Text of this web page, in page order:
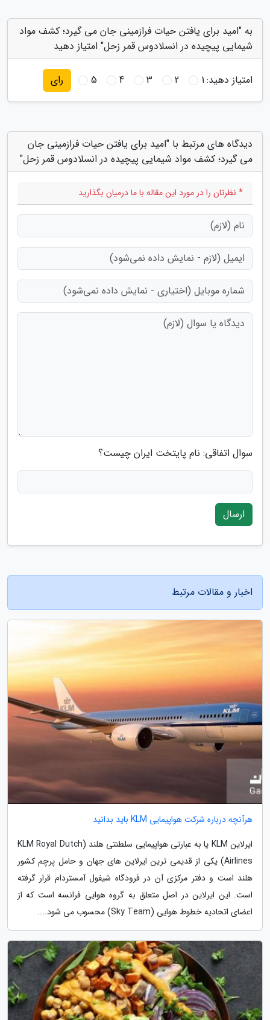
به "امید برای یافتن حیات فرازمینی جان می گیرد؛ کشف مواد
شیمایی پیچیده در انسلادوس قمر زحل" امتیاز دهید
امتیاز دهید:1
2
3
4
5 رای
دیدگاه های مرتبط با "امید برای یافتن حیات فرازمینی جان
می گیرد؛ کشف مواد شیمایی پیچیده در انسلادوس قمر زحل"
* نظرتان را در مورد این مقاله با ما درمیان بگذارید
سوال اتفاقی: نام پایتخت ایران چیست؟
ارسال
اخبار و مقالات مرتبط
هرآنچه درباره شرکت هواپیمایی KLM باید بدانید
ایرلاین KLM یا به عبارتی هواپیمایی سلطنتی هلند (KLM Royal Dutch
Airlines) یکی از قدیمی ترین ایرلاین های جهان و حامل پرچم کشور
هلند است و دفتر مرکزی آن در فرودگاه شیفول آمستردام قرار گرفته
است. این ایرلاین در اصل متعلق به گروه هوایی فرانسه است که از
اعضای اتحادیه خطوط هوایی (Sky Team) محسوب می شود....